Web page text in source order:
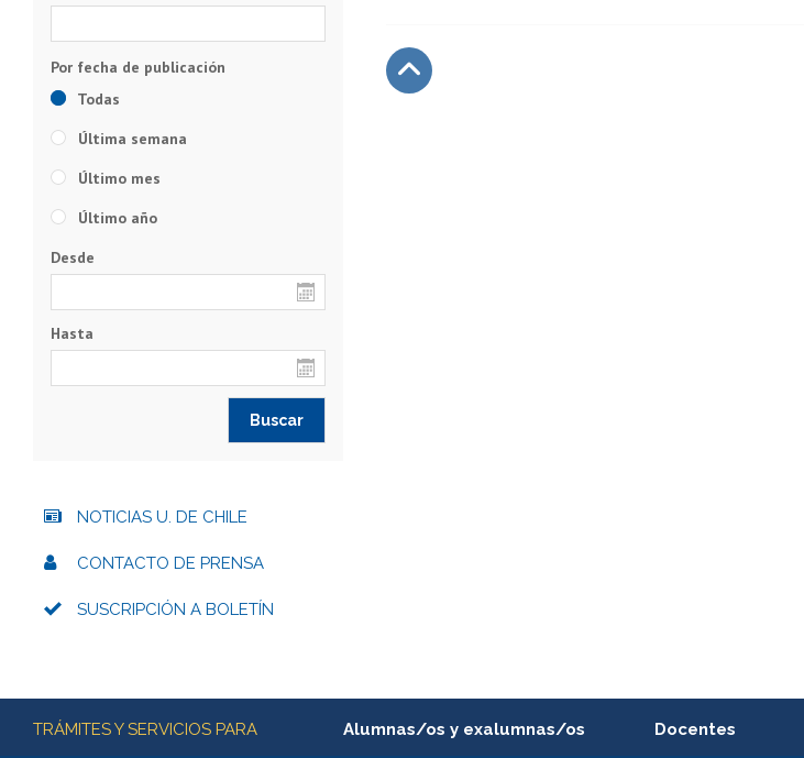
Todas
Última semana
Último mes
Último año
Desde
Hasta
NOTICIAS U. DE CHILE
CONTACTO DE PRENSA
SUSCRIPCIÓN A BOLETÍN
Más información
TRÁMITES Y SERVICIOS PARA Alumnas/os y exalumnas/os Docentes